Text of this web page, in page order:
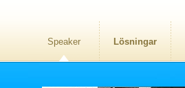
Speaker Lösningar